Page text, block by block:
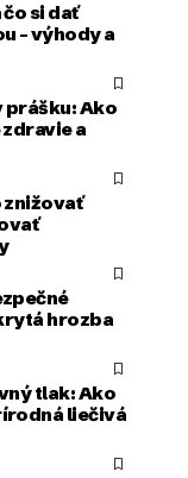
čo si dať
– výhody a
prášku: Ako
a
znižovať
hrozba
tlak: Ako
liečivá